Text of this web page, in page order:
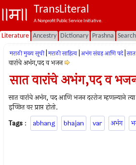
TransLiteral
A Nonprofit Public Service Initiative.
Literature Ancestry Dictionary Prashna Search
मराठी मुख्य सूची मराठी साहित्य अभंग संग्रह आणि पदे
वारांचे अभंग,पद व भजन
सात वारांचे अभंग,पद व
सात वारांचे अभंग, पद आणि भजन दररोज म्हणल्याने त्या
इच्छित वर प्राप्त होतो.
Tags : abhang bhajan var अभंग